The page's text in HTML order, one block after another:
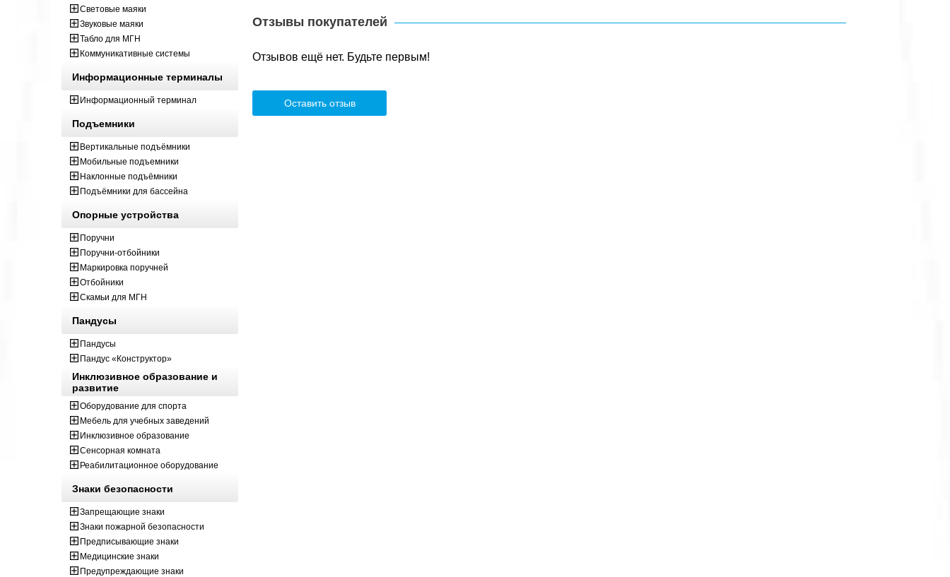
Отзывы покупателей
Отзывов ещё нет. Будьте первым!
Оставить отзыв
Световые маяки
Звуковые маяки
Табло для МГН
Коммуникативные системы
Информационные терминалы
Информационный терминал
Подъемники
Вертикальные подъёмники
Мобильные подъемники
Наклонные подъёмники
Подъёмники для бассейна
Опорные устройства
Поручни
Поручни-отбойники
Маркировка поручней
Отбойники
Скамьи для МГН
Пандусы
Пандусы
Пандус «Конструктор»
Инклюзивное образование и
развитие
Оборудование для спорта
Мебель для учебных заведений
Инклюзивное образование
Сенсорная комната
Реабилитационное оборудование
Знаки безопасности
Запрещающие знаки
Знаки пожарной безопасности
Предписывающие знаки
Медицинские знаки
Предупреждающие знаки